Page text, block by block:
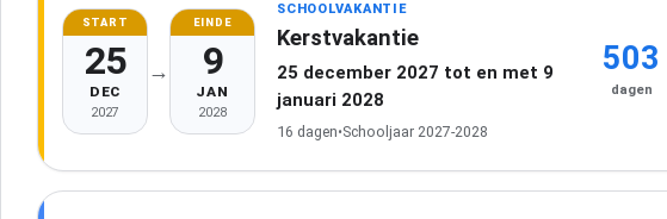
START
25
DEC
2027
→
EINDE
9
JAN
2028
SCHOOLVAKANTIE
Kerstvakantie
25 december 2027 tot en met 9
januari 2028
16 dagen•Schooljaar 2027-2028
503
dagen